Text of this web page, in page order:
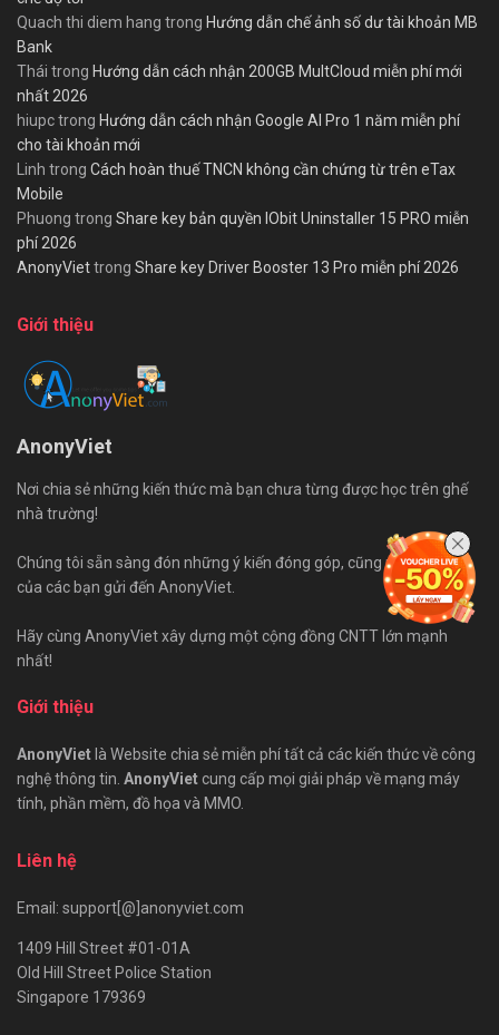
Quach thi diem hang trong Hướng dẫn chế ảnh số dư tài khoản MB
Bank
Thái trong Hướng dẫn cách nhận 200GB MultCloud miễn phí mới
nhất 2026
hiupctrong Hướng dẫn cách nhận Google AI Pro 1 năm miễn phí
cho tài khoản mới
Linh trong Cách hoàn thuế TNCN không cần chứng từ trên eTax
Mobile
Phuong trong Share key bản quyền IObit Uninstaller 15 PRO miễn
phí 2026
AnonyViettrong Share key Driver Booster 13 Pro miễn phí 2026
Giới thiệu
AnonyViet
Nơi chia sẻ những kiến thức mà bạn chưa từng được học trên ghế
nhà trường!
Chúng tôi sẵn sàng đón những ý kiến đóng góp, cũng như bài viết
của các bạn gửi đến AnonyViet.
Hãy cùng AnonyViet xây dựng một cộng đồng CNTT lớn mạnh
nhất!
Giới thiệu
AnonyVietlà Website chia sẻ miễn phí tất cả các kiến thức về công
nghệ thông tin. AnonyViet cung cấp mọi giải pháp về mạng máy
tính, phần mềm, đồ họa và MMO.
Liên hệ
Email: support[@]anonyviet.com
1409 Hill Street #01-01A
Old Hill Street Police Station
Singapore 179369